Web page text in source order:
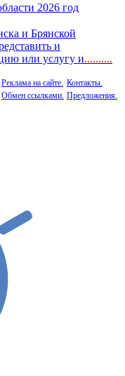
2026 год
и Брянской
и
или услугу и..........
Реклама на сайте.
Обмен ссылками.
Контакты.
Предложения.